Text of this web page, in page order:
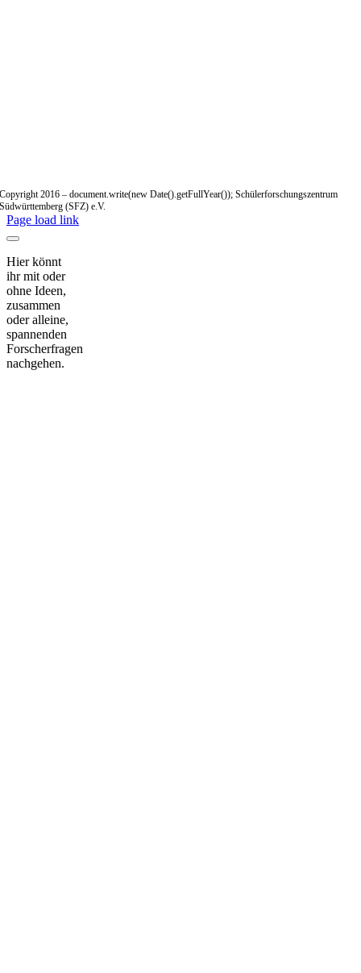
Copyright 2016 – document.write(new Date().getFullYear()); Schülerforschungszentrum
Südwürttemberg (SFZ) e.V.
Page load link
Hier könnt
ihr mit oder
ohne Ideen,
zusammen
oder alleine,
spannenden
Forscherfragen
nachgehen.